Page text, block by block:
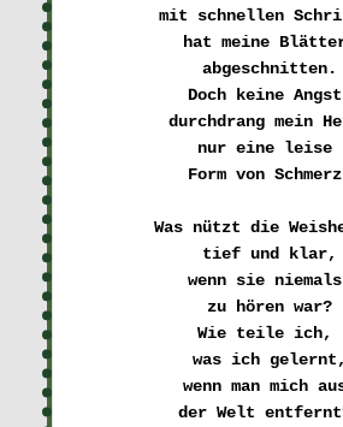
mit schnellen
hat meine
abgeschnitten.
Doch keine Angst
durchdrang mein
nur eine leise
Form von
Was nützt die
tief und klar,
wenn sie niemals
zu hören war?
Wie teile ich,
was ich gelernt,
wenn man mich
der Welt